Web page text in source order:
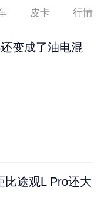
皮卡 行情
变成了油电混
比途观L Pro还大